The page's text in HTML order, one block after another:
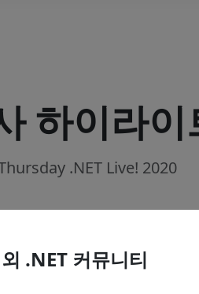
하이라이
.NET Live! 2020
5
.NET 커뮤니티